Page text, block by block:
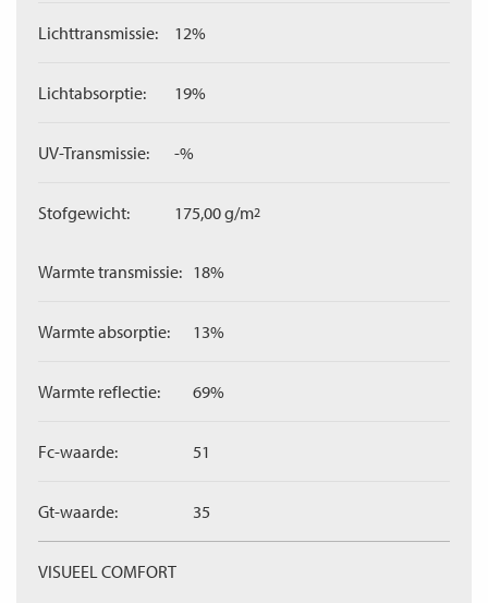
Lichttransmissie: 12%
Lichtabsorptie: 19%
UV-Transmissie: -%
Stofgewicht: 175,00 g/m2
Warmte transmissie: 18%
Warmte absorptie: 13%
Warmte reflectie: 69%
Fc-waarde: 51
Gt-waarde: 35
VISUEEL COMFORT